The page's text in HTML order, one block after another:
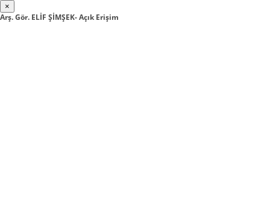
×
Arş. Gör. ELİF ŞİMŞEK- Açık Erişim